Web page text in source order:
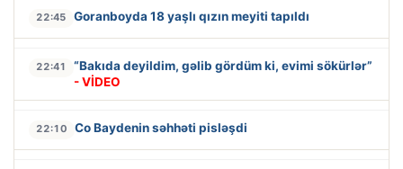
22:45 Goranboyda 18 yaşlı qızın meyiti tapıldı
22:41
“Bakıda deyildim, gəlib gördüm ki, evimi sökürlər”
- VİDEO
22:10 Co Baydenin səhhəti pisləşdi